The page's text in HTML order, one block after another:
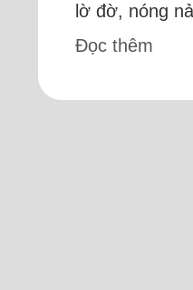
lờ đờ, nóng
Đọc thêm